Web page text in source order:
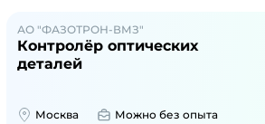
АО "ФАЗОТРОН-ВМЗ"
Контролёр оптических
деталей
Москва
Можно без опыта